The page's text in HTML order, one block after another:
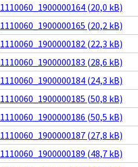
1110060_1900000164 (20,0 kB)
1110060_1900000165 (20,2 kB)
1110060_1900000182 (22,3 kB)
1110060_1900000183 (28,6 kB)
1110060_1900000184 (24,3 kB)
1110060_1900000185 (50,8 kB)
1110060_1900000186 (50,5 kB)
1110060_1900000187 (27,8 kB)
1110060_1900000189 (48,7 kB)